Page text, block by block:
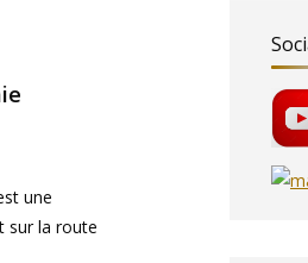
une
sur la route